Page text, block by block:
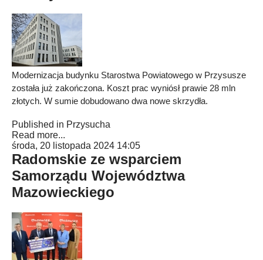
Modernizacja budynku Starostwa Powiatowego w Przysusze
została już zakończona. Koszt prac wyniósł prawie 28 mln
złotych. W sumie dobudowano dwa nowe skrzydła.
Published in Przysucha
Read more...
środa, 20 listopada 2024 14:05
Radomskie ze wsparciem
Samorządu Województwa
Mazowieckiego